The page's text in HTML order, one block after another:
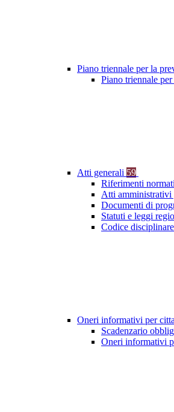
Piano triennale per la
Piano triennale
Atti generali 59
Riferimenti
Atti amministrativi
Documenti di
Statuti e leggi
Codice
Oneri informativi per
Scadenzario
Oneri informativi